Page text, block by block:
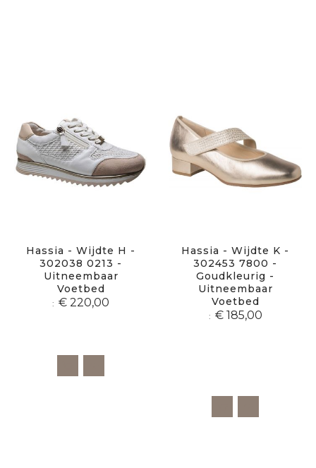
Hassia - Wijdte H -
302038 0213 -
Uitneembaar
Voetbed
€ 220,00
Hassia - Wijdte K -
302453 7800 -
Goudkleurig -
Uitneembaar
Voetbed
€ 185,00